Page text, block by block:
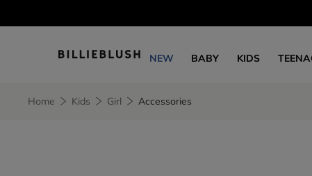
NEW BABY KIDS
Home Kids Girl Accessories